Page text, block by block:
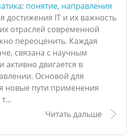
понятие, направления
достижения IТ и их важность
отраслей современной
переоценить. Каждая
связана с научным
двигается в
Основой для
новые пути применения
Читать дальше